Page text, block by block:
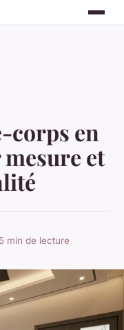
corps en
et
5 min de lecture